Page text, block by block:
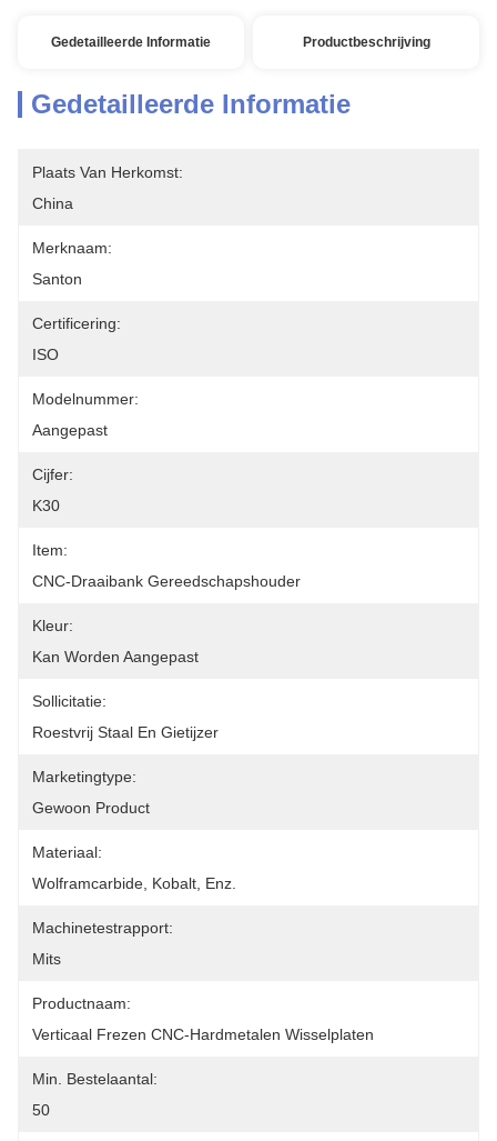
Gedetailleerde Informatie Productbeschrijving
Gedetailleerde Informatie
Plaats Van Herkomst:
China
Merknaam:
Santon
Certificering:
ISO
Modelnummer:
Aangepast
Cijfer:
K30
Item:
CNC-Draaibank Gereedschapshouder
Kleur:
Kan Worden Aangepast
Sollicitatie:
Roestvrij Staal En Gietijzer
Marketingtype:
Gewoon Product
Materiaal:
Wolframcarbide, Kobalt, Enz.
Machinetestrapport:
Mits
Productnaam:
Verticaal Frezen CNC-Hardmetalen Wisselplaten
Min. Bestelaantal:
50